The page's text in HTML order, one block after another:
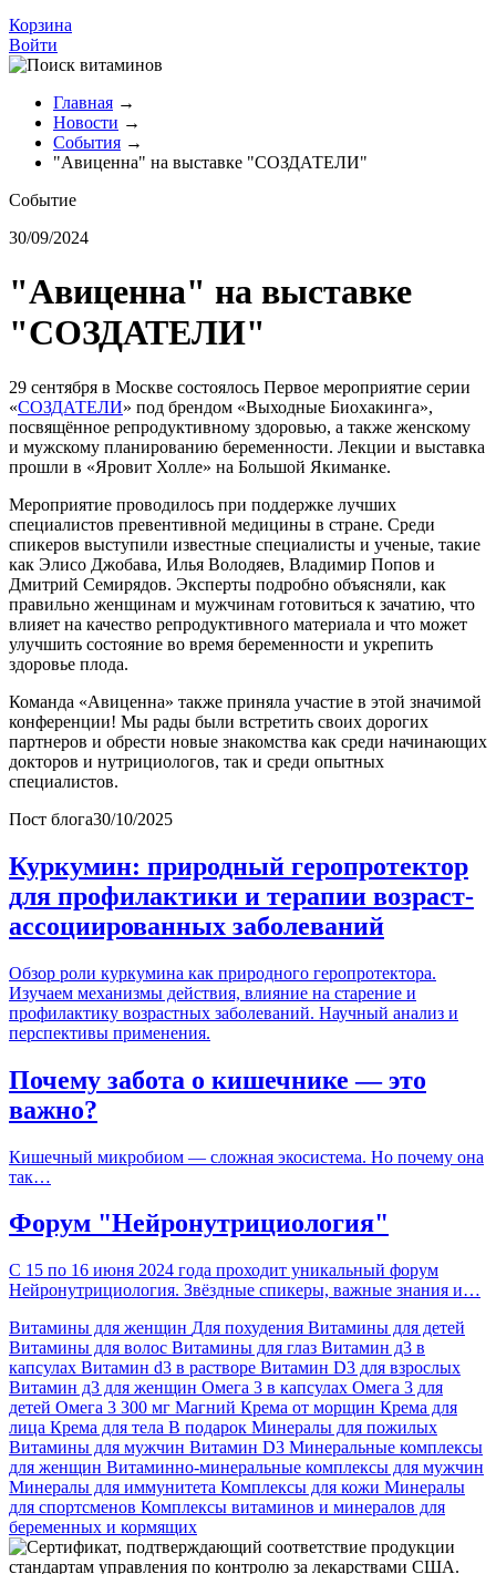
Корзина
Войти
Главная →
Новости →
События →
"Авиценна" на выставке "СОЗДАТЕЛИ"
Событие
30/09/2024
"Авиценна" на выставке
"СОЗДАТЕЛИ"
29 сентября в Москве состоялось Первое мероприятие серии
«СОЗДАТЕЛИ» под брендом «Выходные Биохакинга»,
посвящённое репродуктивному здоровью, а также женскому
и мужскому планированию беременности. Лекции и выставка
прошли в «Яровит Холле» на Большой Якиманке.
Мероприятие проводилось при поддержке лучших
специалистов превентивной медицины в стране. Среди
спикеров выступили известные специалисты и ученые, такие
как Элисо Джобава, Илья Володяев, Владимир Попов и
Дмитрий Семирядов. Эксперты подробно объясняли, как
правильно женщинам и мужчинам готовиться к зачатию, что
влияет на качество репродуктивного материала и что может
улучшить состояние во время беременности и укрепить
здоровье плода.
Команда «Авиценна» также приняла участие в этой значимой
конференции! Мы рады были встретить своих дорогих
партнеров и обрести новые знакомства как среди начинающих
докторов и нутрициологов, так и среди опытных
специалистов.
Пост блога30/10/2025
Куркумин: природный геропротектор
для профилактики и терапии возраст-
ассоциированных заболеваний
Обзор роли куркумина как природного геропротектора.
Изучаем механизмы действия, влияние на старение и
профилактику возрастных заболеваний. Научный анализ и
перспективы применения.
Почему забота о кишечнике — это
важно?
Кишечный микробиом — сложная экосистема. Но почему она
так…
Форум "Нейронутрициология"
С 15 по 16 июня 2024 года проходит уникальный форум
Нейронутрициология. Звёздные спикеры, важные знания и…
Витамины для женщин Для похудения Витамины для детей
Витамины для волос Витамины для глаз Витамин д3 в
капсулах Витамин d3 в растворе Витамин D3 для взрослых
Витамин д3 для женщин Омега 3 в капсулах Омега 3 для
детей Омега 3 300 мг Магний Крема от морщин Крема для
лица Крема для тела В подарок Минералы для пожилых
Витамины для мужчин Витамин D3 Минеральные комплексы
для женщин Витаминно-минеральные комплексы для мужчин
Минералы для иммунитета Комплексы для кожи Минералы
для спортсменов Комплексы витаминов и минералов для
беременных и кормящих